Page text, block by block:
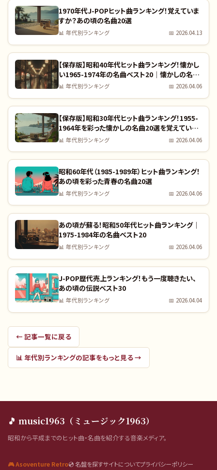
1970年代J-POPヒット曲ランキング！覚えていま
すか？あの頃の名曲20選
📊 年代別ランキング 📅 2026.04.13
【保存版】昭和40年代ヒット曲ランキング！懐かし
い1965-1974年の名曲ベスト20｜懐かしの名曲
完全リスト
📊 年代別ランキング 📅 2026.04.06
【保存版】昭和30年代ヒット曲ランキング！1955-
1964年を彩った懐かしの名曲20選を覚えていま
すか？｜全曲リスト付き
📊 年代別ランキング 📅 2026.04.06
昭和60年代（1985-1989年）ヒット曲ランキング！
あの頃を彩った青春の名曲20選
📊 年代別ランキング 📅 2026.04.06
あの頃が蘇る！昭和50年代ヒット曲ランキング｜
1975-1984年の名曲ベスト20
📊 年代別ランキング 📅 2026.04.06
J-POP歴代売上ランキング！もう一度聴きたい、
あの頃の伝説ベスト30
📊 年代別ランキング 📅 2026.04.04
← 記事一覧に戻る
📊 年代別ランキングの記事をもっと見る →
🎵 music1963（ミュージック1963）
昭和から平成までのヒット曲・名曲を紹介する音楽メディア。
🎮 Asoventure Retro💿 名盤を探すサイトについてプライバシーポリシー